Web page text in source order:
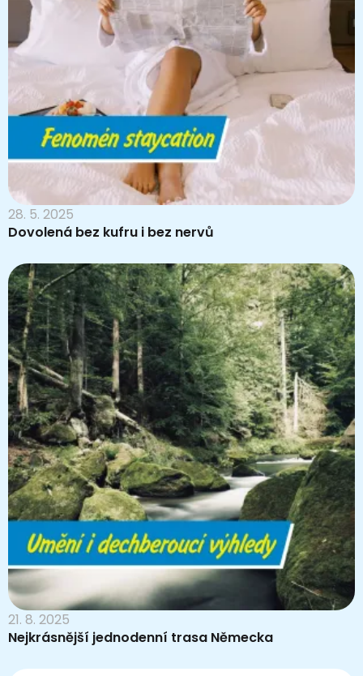
28. 5. 2025
Dovolená bez kufru i bez nervů
21. 8. 2025
Nejkrásnější jednodenní trasa Německa